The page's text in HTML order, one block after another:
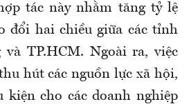
tác này nhằm tăng tỷ lệ
đổi hai chiều giữa các tỉnh
và TP.HCM. Ngoài ra, việc
hút các nguồn lực xã hội,
kiện cho các doanh nghiệp